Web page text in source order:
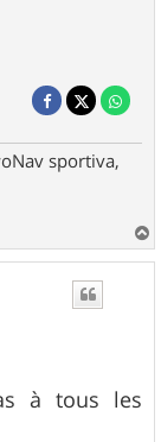
sportiva,
a
u
à tous les